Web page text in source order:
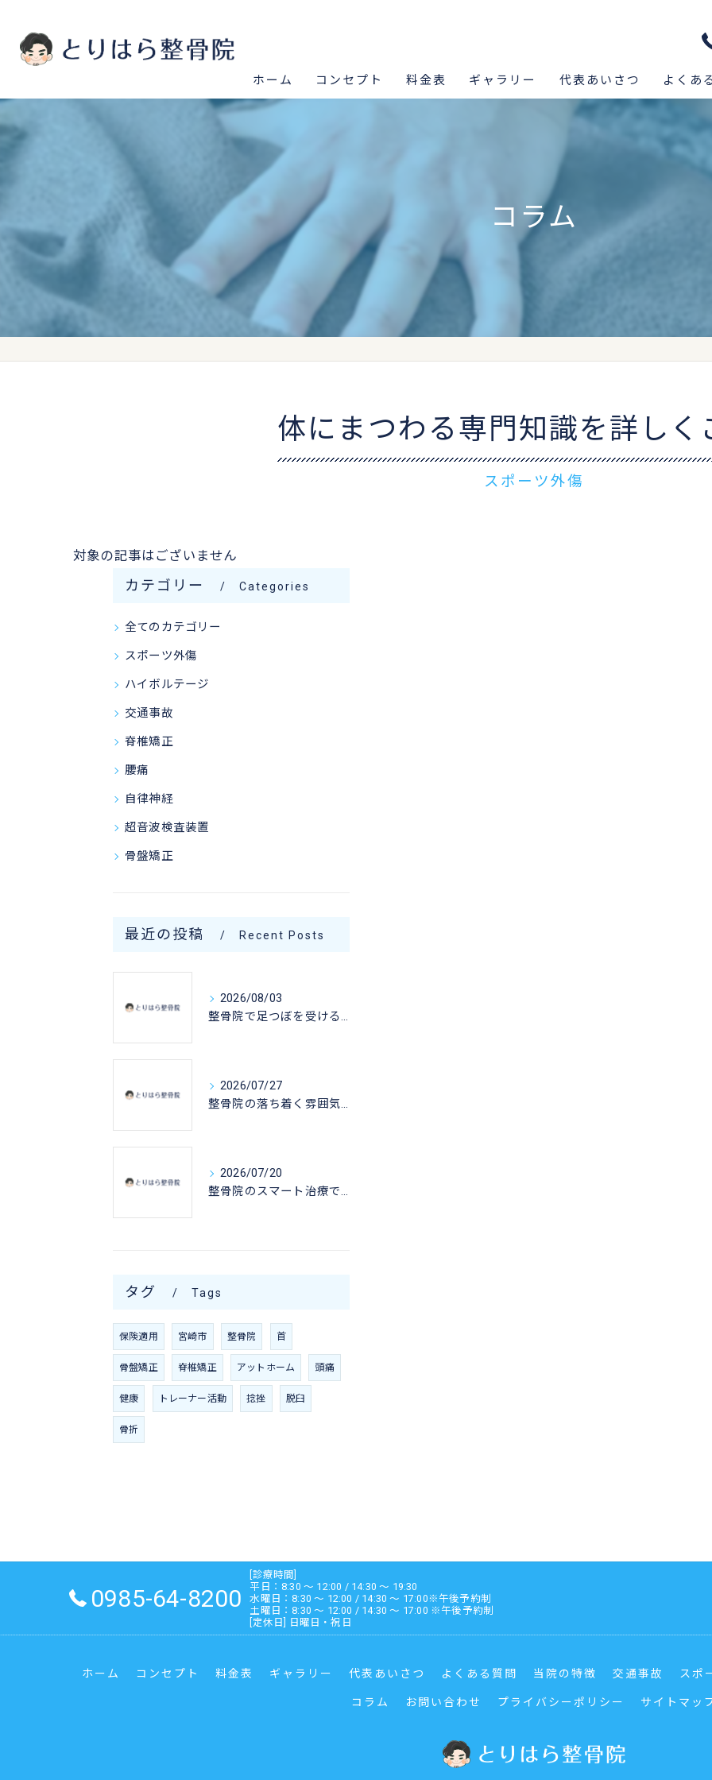
ホーム コンセプト 料金表 ギャラリー 代表あいさつ よくあ
コラム
体にまつわる専門知識を詳しく
スポーツ外傷
対象の記事はございません
カテゴリー Categories
全てのカテゴリー
スポーツ外傷
ハイボルテージ
交通事故
脊椎矯正
腰痛
自律神経
超音波検査装置
骨盤矯正
最近の投稿 Recent Posts
2026/08/03
整骨院で足つぼを受けるなら宮崎県宮崎市西臼杵郡高千穂町で失敗しない選び方と施術のポイント
2026/07/27
整骨院の落ち着く雰囲気で安心して癒やされる空間選びの秘訣
2026/07/20
整骨院のスマート治療で宮崎県宮崎市東諸県郡綾町の急性ケガを保険対応で早期回復するための通院ガイド
タグ Tags
保険適用 宮崎市 整骨院 首
骨盤矯正 脊椎矯正 アットホーム 頭痛
健康 トレーナー活動 捻挫 脱臼
骨折
0985-64-8200
[診療時間]
平日：8:30 ～ 12:00 / 14:30 ～ 19:30
水曜日：8:30 ～ 12:00 / 14:30 ～ 17:00※午後予約制
土曜日：8:30 ～ 12:00 / 14:30 ～ 17:00 ※午後予約制
[定休日] 日曜日・祝日
ホーム コンセプト 料金表 ギャラリー 代表あいさつ よくある質問 当院の特徴 交通事故 スポ
コラム お問い合わせ プライバシーポリシー サイトマッ